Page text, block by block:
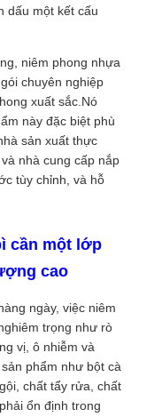
dấu một kết cấu
niêm phong nhựa
chuyên nghiệp
xuất sắc.Nó
này đặc biệt phù
sản xuất thực
nhà cung cấp nắp
tùy chỉnh, và hỗ
cần một lớp
cao
ngày, việc niêm
trọng như rò
vị, ô nhiễm và
phẩm như bột cà
chất tẩy rửa, chất
ổn định trong